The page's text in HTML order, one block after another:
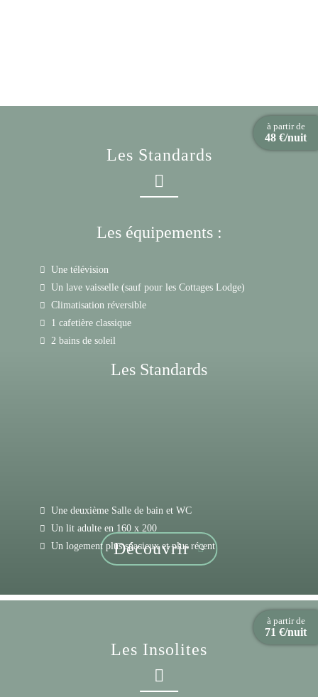
Les Standards
Découvrir
Les équipements :
Une télévision
Un lave vaisselle (sauf pour les Cottages Lodge)
Climatisation réversible
1 cafetière classique
2 bains de soleil
Les Standards
Une deuxième Salle de bain et WC
Un lit adulte en 160 x 200
Un logement plus spacieux et plus récent
à partir de
48 €/nuit
Les Insolites
à partir de
71 €/nuit